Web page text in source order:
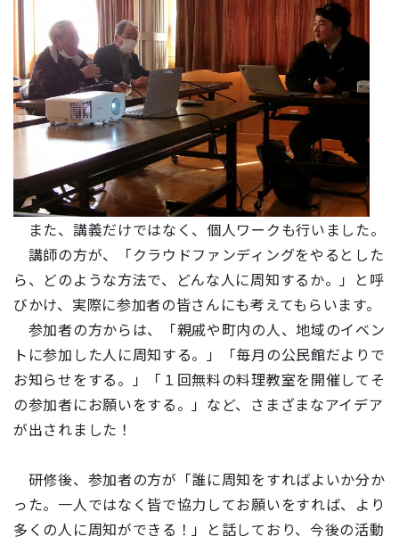
また、講義だけではなく、個人ワークも行いました。
講師の方が、「クラウドファンディングをやるとした
ら、どのような方法で、どんな人に周知するか。」と呼
びかけ、実際に参加者の皆さんにも考えてもらいます。
参加者の方からは、「親戚や町内の人、地域のイベン
トに参加した人に周知する。」「毎月の公民館だよりで
お知らせをする。」「１回無料の料理教室を開催してそ
の参加者にお願いをする。」など、さまざまなアイデア
が出されました！
研修後、参加者の方が「誰に周知をすればよいか分か
った。一人ではなく皆で協力してお願いをすれば、より
多くの人に周知ができる！」と話しており、今後の活動